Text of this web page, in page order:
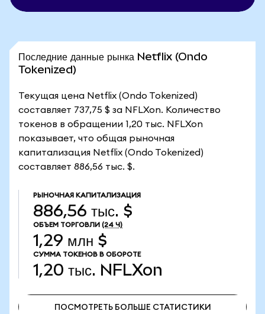
Последние данные рынка Netflix (Ondo
Tokenized)
Текущая цена Netflix (Ondo Tokenized)
составляет 737,75 $ за NFLXon. Количество
токенов в обращении 1,20 тыс. NFLXon
показывает, что общая рыночная
капитализация Netflix (Ondo Tokenized)
составляет 886,56 тыс. $.
РЫНОЧНАЯ КАПИТАЛИЗАЦИЯ
886,56 тыс. $
ОБЪЕМ ТОРГОВЛИ (24 Ч)
1,29 млн $
СУММА ТОКЕНОВ В ОБОРОТЕ
1,20 тыс. NFLXon
ПОСМОТРЕТЬ БОЛЬШЕ СТАТИСТИКИ